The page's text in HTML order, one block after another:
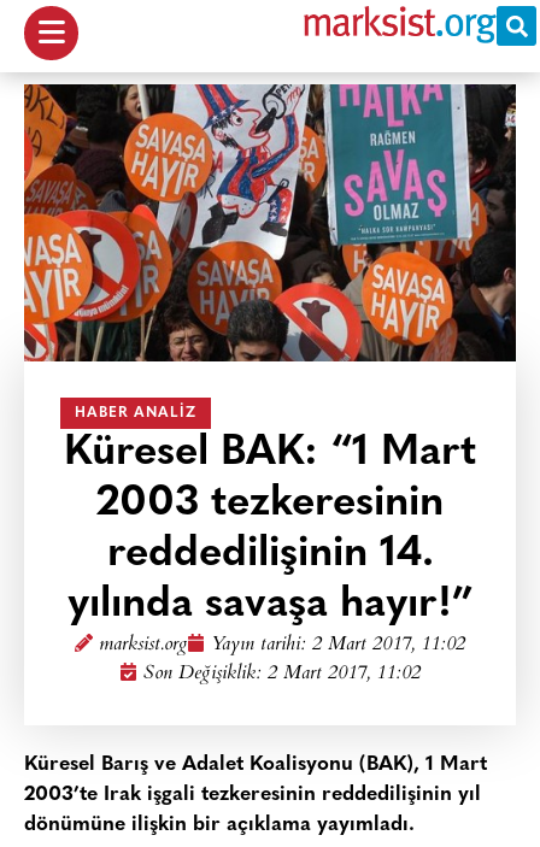
HABER ANALIZ
Küresel BAK: “1 Mart
2003 tezkeresinin
reddedilişinin 14.
yılında savaşa hayır!”
marksist.org Yayın tarihi: 2 Mart 2017, 11:02
Son Değişiklik: 2 Mart 2017, 11:02
Küresel Barış ve Adalet Koalisyonu (BAK), 1 Mart
2003’te Irak işgali tezkeresinin reddedilişinin yıl
dönümüne ilişkin bir açıklama yayımladı.